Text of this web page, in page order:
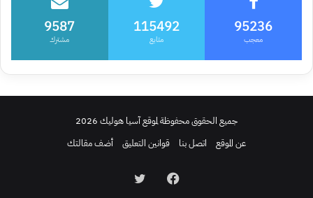
95236
معجب
115492
متابع
9587
مشترك
جميع الحقوق محفوظة لموقع آسيا هوليك 2026
عن الموقع
اتصل بنا قوانين التعليق أضف مقالتك
فيسبوك